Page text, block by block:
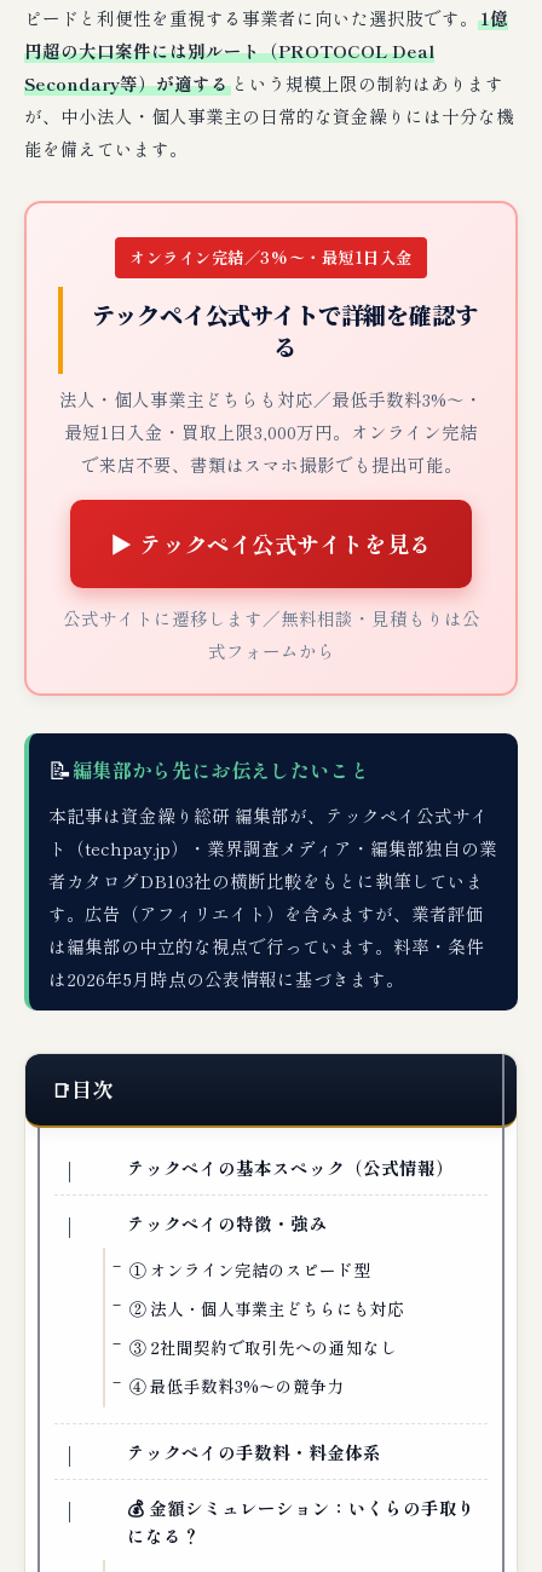
ピードと利便性を重視する事業者に向いた選択肢です。 1億
円超の大口案件には別ルート（PROTOCOL Deal
Secondary等）が適する という規模上限の制約はあります
が、中小法人・個人事業主の日常的な資金繰りには十分な機
能を備えています。
オンライン完結／3%〜・最短1日入金
テックペイ公式サイトで詳細を確認す
る
法人・個人事業主どちらも対応／最低手数料3%〜・
最短1日入金・買取上限3,000万円。オンライン完結
で来店不要、書類はスマホ撮影でも提出可能。
▶ テックペイ公式サイトを見る
公式サイトに遷移します／無料相談・見積もりは公
式フォームから
📝編集部から先にお伝えしたいこと
本記事は資金繰り総研 編集部が、テックペイ公式サイ
ト（techpay.jp）・業界調査メディア・編集部独自の業
者カタログDB103社の横断比較をもとに執筆していま
す。広告（アフィリエイト）を含みますが、業者評価
は編集部の中立的な視点で行っています。料率・条件
は2026年5月時点の公表情報に基づきます。
目次
テックペイの基本スペック（公式情報）
テックペイの特徴・強み
① オンライン完結のスピード型
② 法人・個人事業主どちらにも対応
③ 2社間契約で取引先への通知なし
④ 最低手数料3%〜の競争力
テックペイの手数料・料金体系
💰 金額シミュレーション：いくらの手取り
になる？